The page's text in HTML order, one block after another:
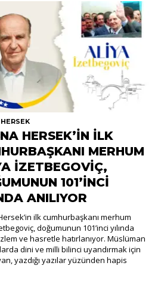
HERSEK’İN İLK
MERHUM
İZETBEGOVİÇ,
101’İNCİ
ANILIYOR
ilk cumhurbaşkanı merhum
doğumunun 101’inci yılında
ve hasretle hatırlanıyor. Müslüman
dini ve milli bilinci uyandırmak için
yazdığı yazılar yüzünden hapis